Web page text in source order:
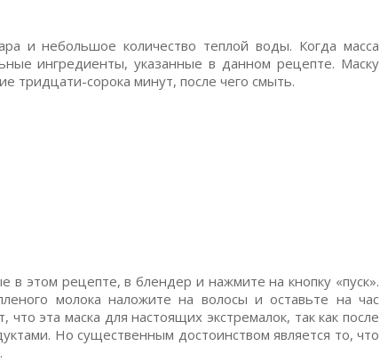
и небольшое количество теплой воды. Когда масса
ингредиенты, указанные в данном рецепте. Маску
тридцати-сорока минут, после чего смыть.
в этом рецепте, в блендер и нажмите на кнопку «пуск».
молока наложите на волосы и оставьте на час
эта маска для настоящих экстремалок, так как после
Но существенным достоинством является то, что